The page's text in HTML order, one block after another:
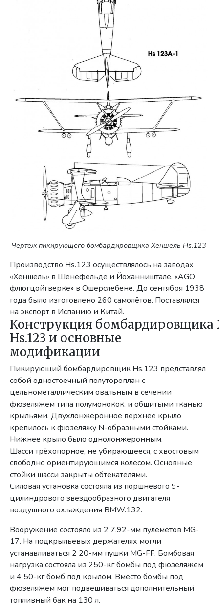
Чертеж пикирующего бомбардировщика Хеншель Hs.123
Производство Hs.123 осуществлялось на заводах
«Хеншель» в Шенефельде и Йоханништале, «AGO
флюгцойгверке» в Ошерслебене. До сентября 1938
года было изготовлено 260 самолётов. Поставлялся
на экспорт в Испанию и Китай.
Конструкция бомбардировщика
Hs.123 и основные
модификации
Пикирующий бомбардировщик Hs.123 представлял
собой одностоечный полутороплан с
цельнометаллическим овальным в сечении
фюзеляжем типа полумонокок, и обшитыми тканью
крыльями. Двухлонжеронное верхнее крыло
крепилось к фюзеляжу N-образными стойками.
Нижнее крыло было однолонжеронным.
Шасси трёхопорное, не убирающееся, с хвостовым
свободно ориентирующимся колесом. Основные
стойки шасси закрыты обтекателями.
Силовая установка состояла из поршневого 9-
цилиндрового звездообразного двигателя
воздушного охлаждения BMW.132.
Вооружение состояло из 2 7,92-мм пулемётов MG-
17. На подкрыльевых держателях могли
устанавливаться 2 20-мм пушки MG-FF. Бомбовая
нагрузка состояла из 250-кг бомбы под фюзеляжем
и 4 50-кг бомб под крылом. Вместо бомбы под
фюзеляжем мог подвешиваться дополнительный
топливный бак на 130 л.